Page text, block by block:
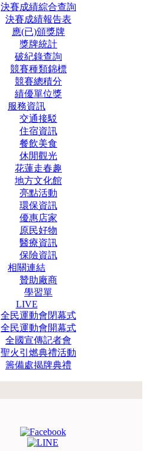
決賽成績綜合查詢
決賽成績報告表
應(已)頒獎牌
獎牌統計
破紀錄查詢
競賽種類錦標
競賽總積分
績優單位獎
服務資訊
交通接駁
住宿資訊
餐飲美食
休閒觀光
花蓮走春趣
地方文化館
亮點活動
環保資訊
優惠店家
原民好物
醫療資訊
保險資訊
相關連結
贊助廠商
學習單
LIVE
全民運動會閉幕式
全民運動會開幕式
全國宣傳記者會
聖火引燃典禮活動
籌備處揭牌典禮